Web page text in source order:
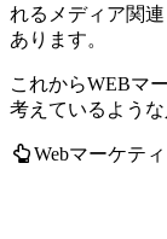
れるメディア関
あります。
これからWEBマ
考えているよう
Webマーケテ